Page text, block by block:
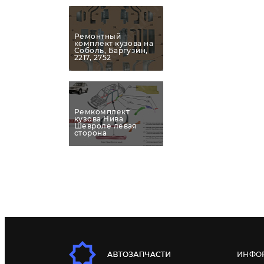
Ремонтный
комплект кузова на
Соболь, Баргузин,
2217, 2752
Ремкомплект
кузова Нива
Шевроле левая
сторона